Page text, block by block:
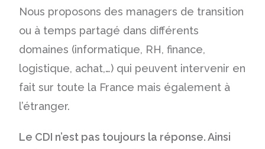
Nous proposons des managers de transition
ou à temps partagé dans différents
domaines (informatique, RH,finance,
logistique, achat,…) qui peuvent intervenir en
fait sur toute la France mais également à
l’étranger.
Le CDI n’est pas toujours la réponse. Ainsi